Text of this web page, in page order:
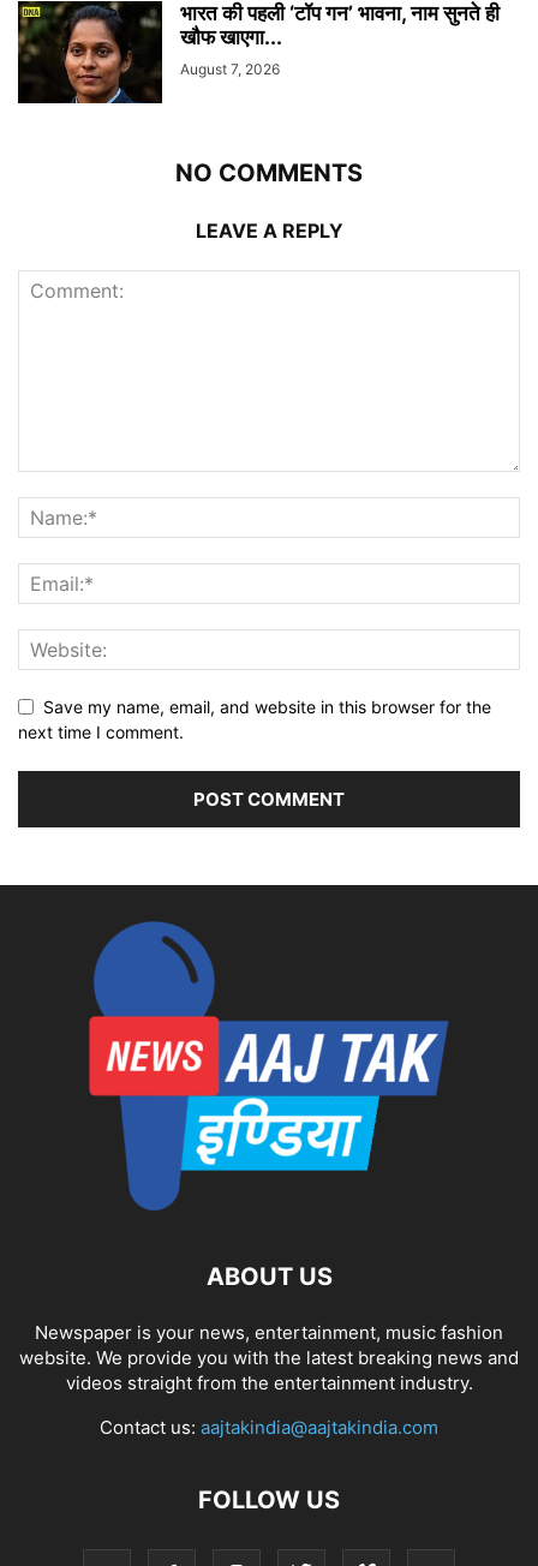
भारत की पहली ‘टॉप गन’ भावना, नाम सुनते ही
खौफ खाएगा...
August 7, 2026
NO COMMENTS
LEAVE A REPLY
Save my name, email, and website in this browser for the
next time I comment.
ABOUT US
Newspaper is your news, entertainment, music fashion
website. We provide you with the latest breaking news and
videos straight from the entertainment industry.
Contact us: aajtakindia@aajtakindia.com
FOLLOW US